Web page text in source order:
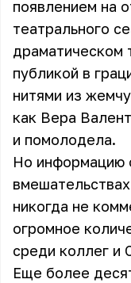
появлением на
театрального
драматическом
публикой в
нитями из
как Вера
и помолодела.
Но информацию
никогда не
огромное
среди коллег и
Еще более